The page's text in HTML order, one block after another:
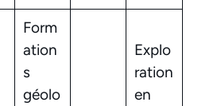
Form
ation
s
géolo
Explo
ration
en